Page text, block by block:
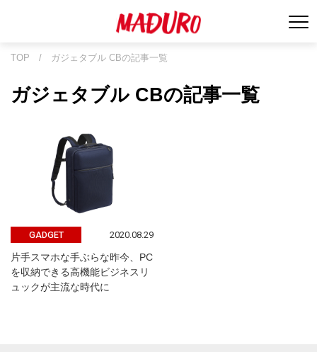
TOP / ガジェタブル CBの記事一覧
ガジェタブル CBの記事一覧
GADGET 2020.08.29
片手スマホな手ぶらな昨今、PC
を収納できる高機能ビジネスリ
ュックが主流な時代に